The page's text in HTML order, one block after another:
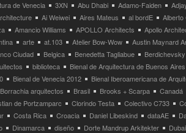
de Venecia 3XN Abu Dhabi Adamo-Faiden
Ai Weiwei Aires Mateus al bordE
Alberto
Amancio Williams APOLLO Architects
Apollo
arte at.103 Atelier Bow-Wow
Austin Maynard
Ciudad Belgica Benedetta Tagliabue
biblioteca
Bienal de Arquitectura de Buenos Aires
Bienal de Venecia 2012
Bienal Iberoamericana de
Borrachia arquitectos Brasil Brooks + Scarpa
Canadá
de Portzamparc Clorindo Testa Colectivo C733
Costa Rica Croacia Daniel Libeskind dataAE
Dinamarca diseño Dorte Mandrup Arkitekter
Dubai